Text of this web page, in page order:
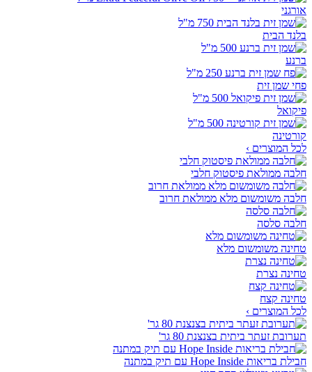
אורגני
בלנד הבית
ברנע
פחי שמן זית
פיקואל
קורטינה
לכל המוצרים ›
חלבה ממולאת פיסטוק חלבי
חלבה משומשום מלא ממולאת חרוב
חלבה סלסה
טחינה משומשום מלא
טחינה נצרת
טחינה קצח
לכל המוצרים ›
תערובת זעתר ביתית בצנצנת 80 גר'
חבילת בריאות Hope Inside עם תיק במתנה